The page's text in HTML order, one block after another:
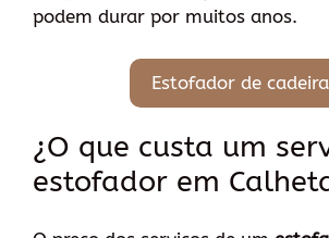
podem durar por muitos anos.
Estofador de
¿O que custa um
estofador em